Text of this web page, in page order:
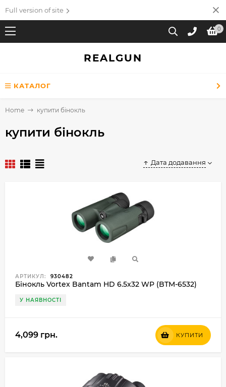
Full version of site
0
REALGUN
КАТАЛОГ
Home купити бінокль
купити бінокль
Дата додавання
АРТИКУЛ: 930482
Бінокль Vortex Bantam HD 6.5x32 WP (BTM-6532)
У НАЯВНОСТІ
4,099 грн. КУПИТИ